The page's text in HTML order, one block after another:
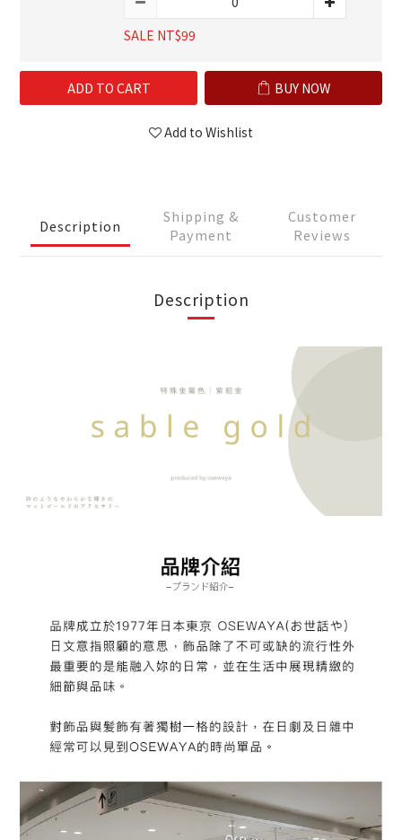
SALE NT$99
ADD TO CART BUY NOW
Add to Wishlist
Description
Shipping &
Payment
Customer
Reviews
Description